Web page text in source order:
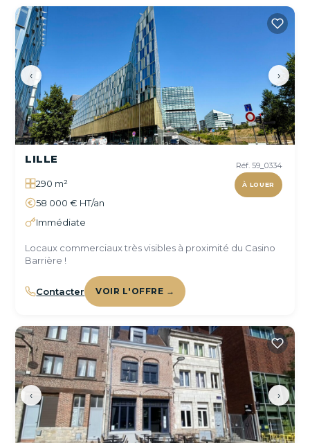
‹ ›
Réf. 59_0334
À LOUER
LILLE
290 m²
58 000 € HT/an
Immédiate
Locaux commerciaux très visibles à proximité du Casino
Barrière !
Contacter VOIR L'OFFRE →
‹ ›